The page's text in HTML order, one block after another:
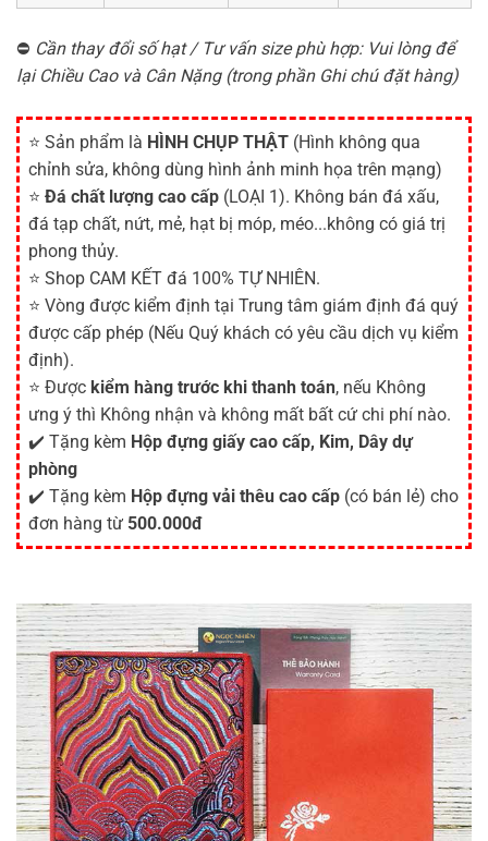
⛔ Cần thay đổi số hạt / Tư vấn size phù hợp: Vui lòng để
lại Chiều Cao và Cân Nặng (trong phần Ghi chú đặt hàng)
⭐ Sản phẩm là HÌNH CHỤP THẬT (Hình không qua
chỉnh sửa, không dùng hình ảnh minh họa trên mạng)
⭐ Đá chất lượng cao cấp (LOẠI 1). Không bán đá xấu,
đá tạp chất, nứt, mẻ, hạt bị móp, méo...không có giá trị
phong thủy.
⭐ Shop CAM KẾT đá 100% TỰ NHIÊN.
⭐ Vòng được kiểm định tại Trung tâm giám định đá quý
được cấp phép (Nếu Quý khách có yêu cầu dịch vụ kiểm
định).
⭐ Được kiểm hàng trước khi thanh toán, nếu Không
ưng ý thì Không nhận và không mất bất cứ chi phí nào.
✔️ Tặng kèm Hộp đựng giấy cao cấp, Kim, Dây dự
phòng
✔️ Tặng kèm Hộp đựng vải thêu cao cấp (có bán lẻ) cho
đơn hàng từ 500.000đ